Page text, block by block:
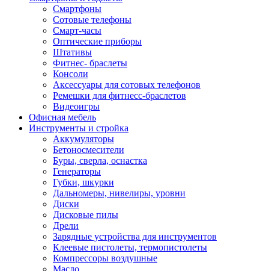
Смартфоны
Сотовые телефоны
Смарт-часы
Оптические приборы
Штативы
Фитнес- браслеты
Консоли
Аксессуары для сотовых телефонов
Ремешки для фитнесс-браслетов
Видеоигры
Офисная мебель
Инструменты и стройка
Аккумуляторы
Бетоносмесители
Буры, сверла, оснастка
Генераторы
Губки, шкурки
Дальномеры, нивелиры, уровни
Диски
Дисковые пилы
Дрели
Зарядные устройства для инструментов
Клеевые пистолеты, термопистолеты
Компрессоры воздушные
Масло